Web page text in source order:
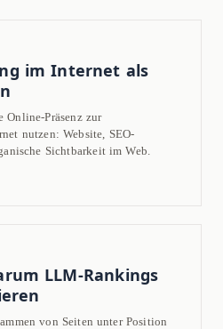
im Internet als
Online-Präsenz zur
nutzen: Website, SEO-
Sichtbarkeit im Web.
LLM-Rankings
von Seiten unter Position